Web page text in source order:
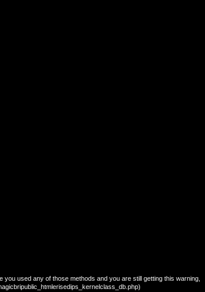
used any of those methods and you are still getting this warning,